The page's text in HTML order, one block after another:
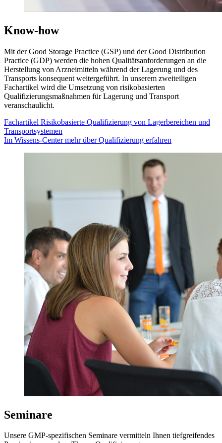
Know-how
Mit der Good Storage Practice (GSP) und der Good Distribution
Practice (GDP) werden die hohen Qualitätsanforderungen an die
Herstellung von Arzneimitteln während der Lagerung und des
Transports konsequent weitergeführt. In unserem zweiteiligen
Fachartikel wird die Umsetzung von risikobasierten
Qualifizierungsmaßnahmen für Lagerung und Transport
veranschaulicht.
Fachartikel Risikobasierte Qualifizierung von Lagerbereichen und
Transportsystemen
Im Wissens-Center mehr über Qualifizierung erfahren
Seminare
Unsere GMP-spezifischen Seminare vermitteln Ihnen tiefgreifendes